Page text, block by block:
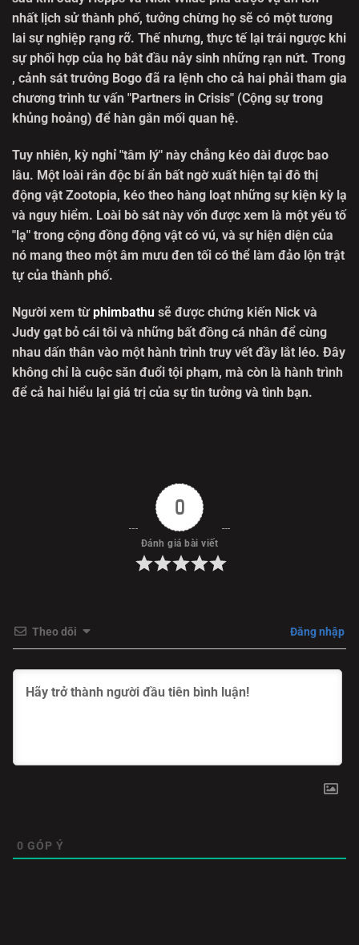
nhất lịch sử thành phố, tưởng chừng họ sẽ có một tương
lai sự nghiệp rạng rỡ. Thế nhưng, thực tế lại trái ngược khi
sự phối hợp của họ bắt đầu nảy sinh những rạn nứt. Trong
, cảnh sát trưởng Bogo đã ra lệnh cho cả hai phải tham gia
chương trình tư vấn "Partners in Crisis" (Cộng sự trong
khủng hoảng) để hàn gắn mối quan hệ.
Tuy nhiên, kỳ nghỉ "tâm lý" này chẳng kéo dài được bao
lâu. Một loài rắn độc bí ẩn bất ngờ xuất hiện tại đô thị
động vật Zootopia, kéo theo hàng loạt những sự kiện kỳ lạ
và nguy hiểm. Loài bò sát này vốn được xem là một yếu tố
"lạ" trong cộng đồng động vật có vú, và sự hiện diện của
nó mang theo một âm mưu đen tối có thể làm đảo lộn trật
tự của thành phố.
Người xem từphimbathu sẽ được chứng kiến Nick và
Judy gạt bỏ cái tôi và những bất đồng cá nhân để cùng
nhau dấn thân vào một hành trình truy vết đầy lắt léo. Đây
không chỉ là cuộc săn đuổi tội phạm, mà còn là hành trình
để cả hai hiểu lại giá trị của sự tin tưởng và tình bạn.
0
Đánh giá bài viết
Theo dõi Đăng nhập
0 GÓP Ý